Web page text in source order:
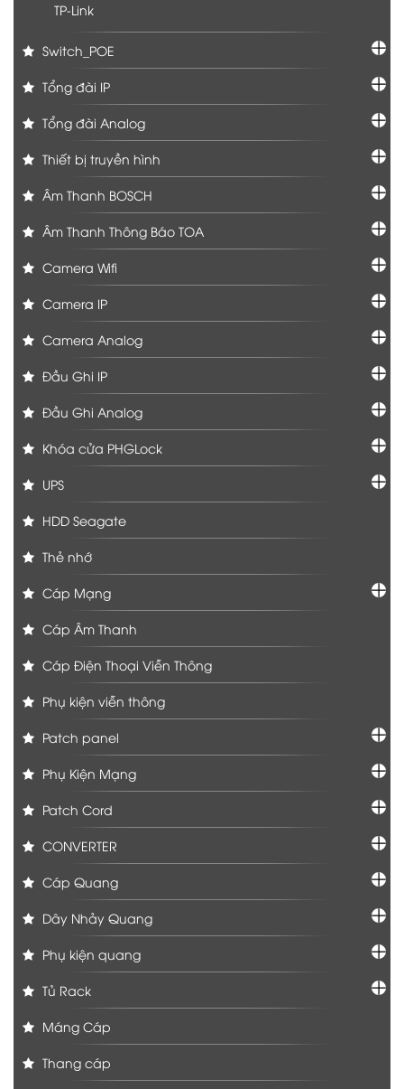
TP-Link
Switch_POE
Tổng đài IP
Tổng đài Analog
Thiết bị truyền hình
Âm Thanh BOSCH
Âm Thanh Thông Báo TOA
Camera Wifi
Camera IP
Camera Analog
Đầu Ghi IP
Đầu Ghi Analog
Khóa cửa PHGLock
UPS
HDD Seagate
Thẻ nhớ
Cáp Mạng
Cáp Âm Thanh
Cáp Điện Thoại Viễn Thông
Phụ kiện viễn thông
Patch panel
Phụ Kiện Mạng
Patch Cord
CONVERTER
Cáp Quang
Dây Nhảy Quang
Phụ kiện quang
Tủ Rack
Máng Cáp
Thang cáp